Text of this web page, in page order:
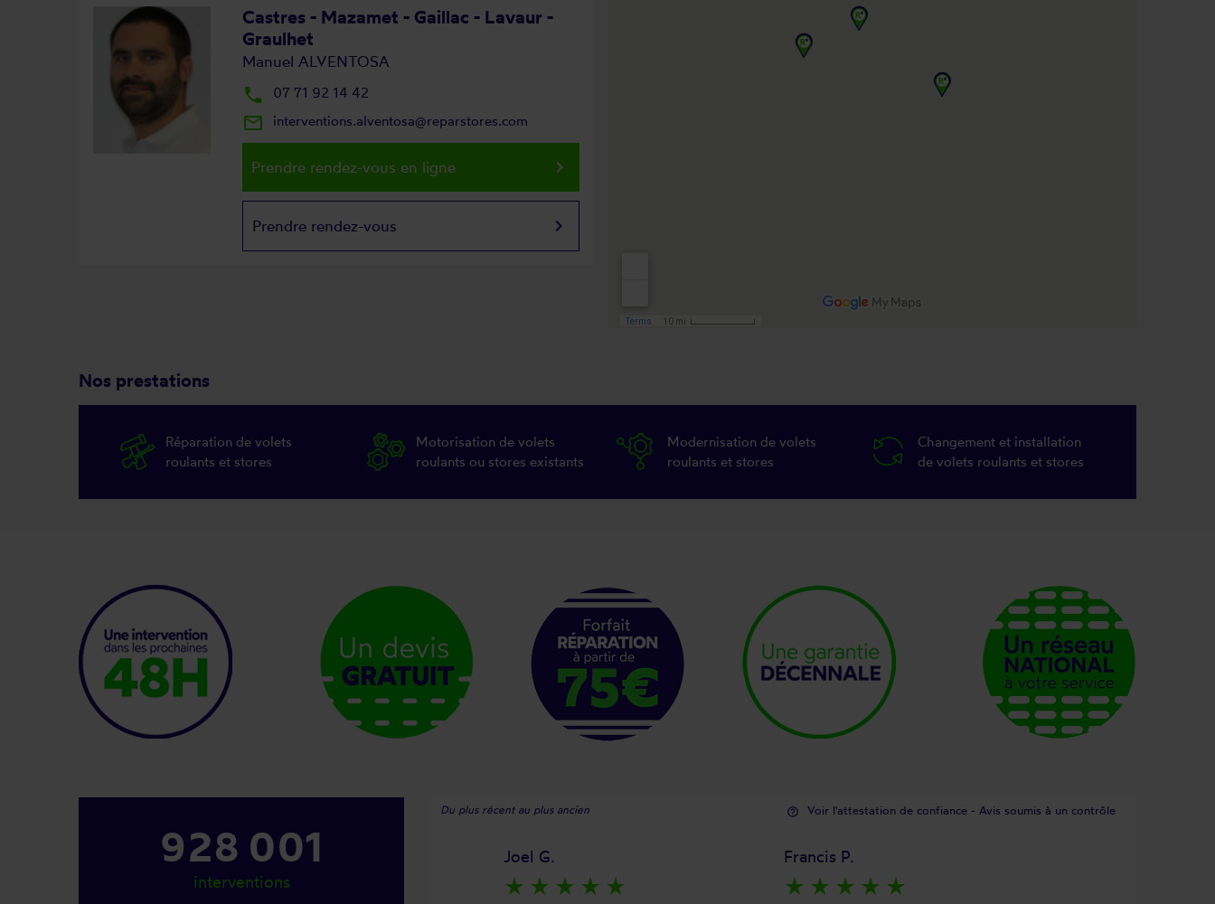
Castres - Mazamet - Gaillac - Lavaur -
Graulhet
Manuel ALVENTOSA
local_phone 07 71 92 14 42
mail_outline interventions.alventosa@reparstores.com
Prendre rendez-vous en ligne keyboard_arrow_right
Prendre rendez-vous keyboard_arrow_right
Nos prestations
Réparation de volets
roulants et stores
Motorisation de volets
roulants ou stores existants
Modernisation de volets
roulants et stores
Changement et installation
de volets roulants et stores
1 120 001
interventions
Du plus récent au plus ancien help_outline Voir l'attestation de confiance - Avis soumis à un contrôle
Joel G.
star_rate star_rate star_rate star_rate star_rate
Francis P.
star_rate star_rate star_rate star_rate star_rate